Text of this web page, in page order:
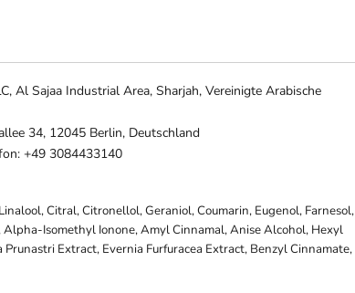
Al Sajaa Industrial Area, Sharjah, Vereinigte Arabische
34, 12045 Berlin, Deutschland
+49 3084433140
Citral, Citronellol, Geraniol, Coumarin, Eugenol, Farnesol,
Isomethyl Ionone, Amyl Cinnamal, Anise Alcohol, Hexyl
Extract, Evernia Furfuracea Extract, Benzyl Cinnamate,